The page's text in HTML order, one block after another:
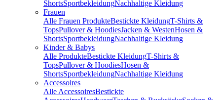
ShortsSportbekleidungNachhaltige Kleidung
Frauen
Alle Frauen ProdukteBestickte KleidungT-Shirts &
TopsPullover & HoodiesJacken & WestenHosen &
ShortsSportbekleidungNachhaltige Kleidung
Kinder & Babys
Alle ProdukteBestickte KleidungT-Shirts &
TopsPullover & HoodiesHosen &
ShortsSportbekleidungNachhaltige Kleidung
Accessoires
Alle AccessoiresBestickte